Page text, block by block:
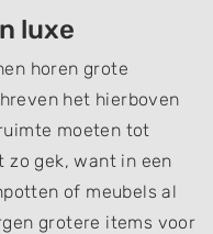
luxe
horen grote
het hierboven
moeten tot
zo gek, want in een
of meubels al
grotere items voor